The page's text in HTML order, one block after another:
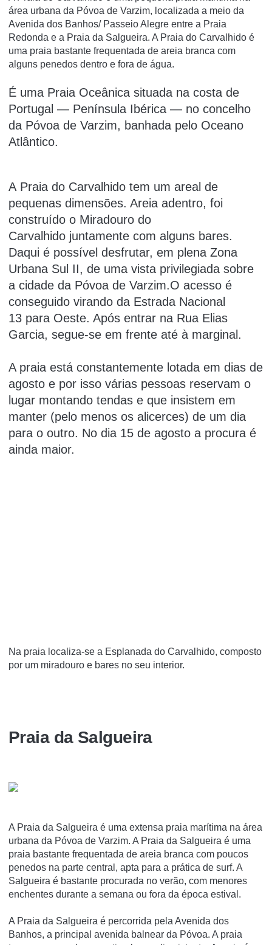
área urbana da Póvoa de Varzim, localizada a meio da
Avenida dos Banhos/ Passeio Alegre entre a Praia
Redonda e a Praia da Salgueira. A Praia do Carvalhido é
uma praia bastante frequentada de areia branca com
alguns penedos dentro e fora de água.
É uma Praia Oceânica situada na costa de
Portugal — Península Ibérica — no concelho
da Póvoa de Varzim, banhada pelo Oceano
Atlântico.
A Praia do Carvalhido tem um areal de
pequenas dimensões. Areia adentro, foi
construído o Miradouro do
Carvalhido juntamente com alguns bares.
Daqui é possível desfrutar, em plena Zona
Urbana Sul II, de uma vista privilegiada sobre
a cidade da Póvoa de Varzim.O acesso é
conseguido virando da Estrada Nacional
13 para Oeste. Após entrar na Rua Elias
Garcia, segue-se em frente até à marginal.
A praia está constantemente lotada em dias de
agosto e por isso várias pessoas reservam o
lugar montando tendas e que insistem em
manter (pelo menos os alicerces) de um dia
para o outro. No dia 15 de agosto a procura é
ainda maior.
Na praia localiza-se a Esplanada do Carvalhido, composto
por um miradouro e bares no seu interior.
Praia da Salgueira
A Praia da Salgueira é uma extensa praia marí­tima na área
urbana da Póvoa de Varzim. A Praia da Salgueira é uma
praia bastante frequentada de areia branca com poucos
penedos na parte central, apta para a prática de surf. A
Salgueira é bastante procurada no verão, com menores
enchentes durante a semana ou fora da época estival.
A Praia da Salgueira é percorrida pela Avenida dos
Banhos, a principal avenida balnear da Póvoa. A praia